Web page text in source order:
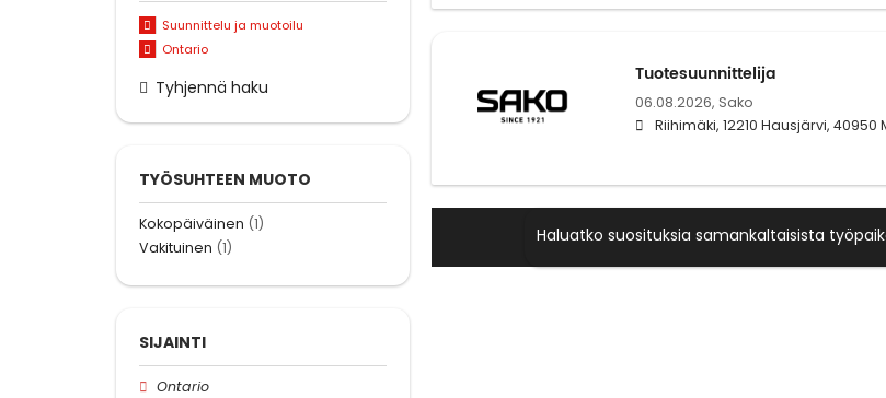
Tuotesuunnittelija
06.08.2026, Sako
Riihimäki, 12210 Hausjärvi,
Haluatko suosituksia samankaltaisista
Suunnittelu ja muotoilu
Ontario
Tyhjennä haku
TYÖSUHTEEN MUOTO
Kokopäiväinen (1)
Vakituinen (1)
SIJAINTI
Ontario